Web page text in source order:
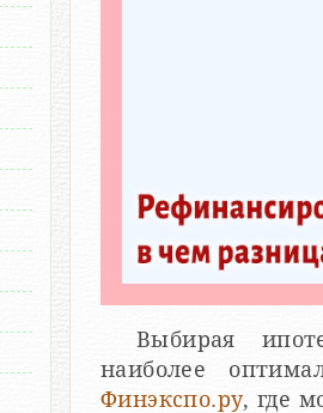
Выбирая
наиболее
Финэкспо.ру, где